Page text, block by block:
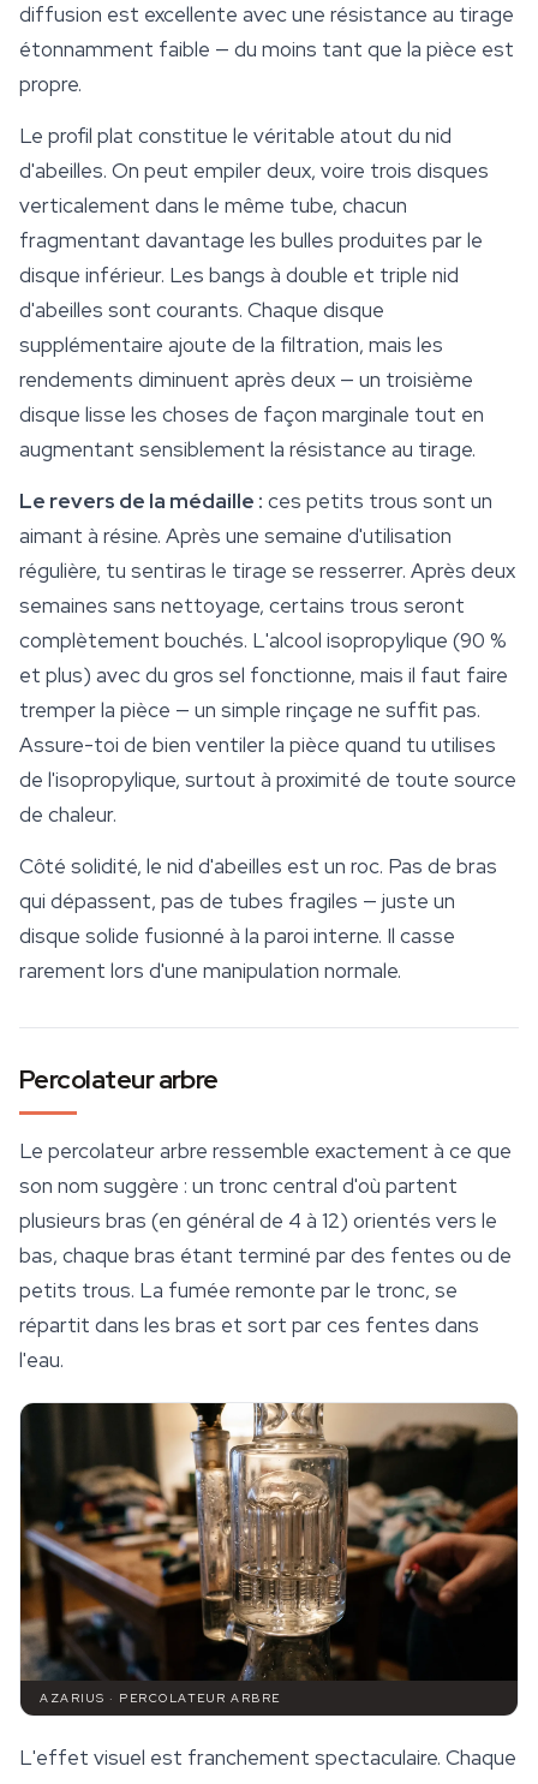
diffusion est excellente avec une résistance au tirage
étonnamment faible — du moins tant que la pièce est
propre.
Le profil plat constitue le véritable atout du nid
d'abeilles. On peut empiler deux, voire trois disques
verticalement dans le même tube, chacun
fragmentant davantage les bulles produites par le
disque inférieur. Les bangs à double et triple nid
d'abeilles sont courants. Chaque disque
supplémentaire ajoute de la filtration, mais les
rendements diminuent après deux — un troisième
disque lisse les choses de façon marginale tout en
augmentant sensiblement la résistance au tirage.
Le revers de la médaille : ces petits trous sont un
aimant à résine. Après une semaine d'utilisation
régulière, tu sentiras le tirage se resserrer. Après deux
semaines sans nettoyage, certains trous seront
complètement bouchés. L'alcool isopropylique (90 %
et plus) avec du gros sel fonctionne, mais il faut faire
tremper la pièce — un simple rinçage ne suffit pas.
Assure-toi de bien ventiler la pièce quand tu utilises
de l'isopropylique, surtout à proximité de toute source
de chaleur.
Côté solidité, le nid d'abeilles est un roc. Pas de bras
qui dépassent, pas de tubes fragiles — juste un
disque solide fusionné à la paroi interne. Il casse
rarement lors d'une manipulation normale.
Percolateur arbre
Le percolateur arbre ressemble exactement à ce que
son nom suggère : un tronc central d'où partent
plusieurs bras (en général de 4 à 12) orientés vers le
bas, chaque bras étant terminé par des fentes ou de
petits trous. La fumée remonte par le tronc, se
répartit dans les bras et sort par ces fentes dans
l'eau.
AZARIUS · PERCOLATEUR ARBRE
L'effet visuel est franchement spectaculaire. Chaque